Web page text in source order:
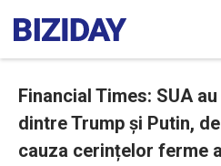
Financial Times: SUA
dintre Trump și Putin,
cauza cerințelor ferme